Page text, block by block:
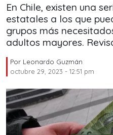
En Chile, existen una
estatales a los que
grupos más
adultos mayores.
Por Leonardo Guzmán
octubre 29, 2023 - 12:51 pm